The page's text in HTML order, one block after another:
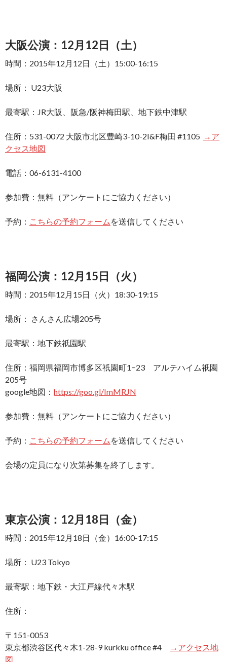
大阪公演：12月12日（土）
時間：2015年12月12日（土）15:00-16:15
場所： U23大阪
最寄駅：JR大阪、阪急/阪神梅田駅、地下鉄中津駅
住所：531-0072 大阪市北区豊崎3-10-2I&F梅田 #1105 →ア
クセス地図
電話：06-6131-4100
参加費：無料（アンケートにご協力ください）
予約： こちらの予約フォーム を送信してください
福岡公演：12月15日（火）
時間：2015年12月15日（火）18:30-19:15
場所： さんさん広場205号
最寄駅：地下鉄祇園駅
住所：福岡県福岡市博多区祇園町1−23 アルテハイム祇園
205号
google地図： https://goo.gl/ImMRJN
参加費：無料（アンケートにご協力ください）
予約： こちらの予約フォーム を送信してください
会場の定員になり次第募集を終了します。
東京公演：12月18日（金）
時間：2015年12月18日（金）16:00-17:15
場所： U23 Tokyo
最寄駅：地下鉄・大江戸線代々木駅
住所：
〒151-0053
東京都渋谷区代々木1-28-9 kurkku office #4
→アクセス地
図